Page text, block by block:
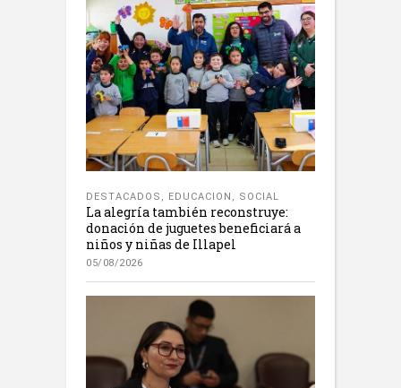
DESTACADOS , EDUCACION , SOCIAL
La alegría también reconstruye:
donación de juguetes beneficiará a
niños y niñas de Illapel
05/08/2026